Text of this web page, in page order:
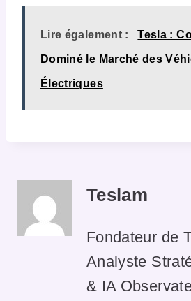
Lire également : Tesla :
Dominé le Marché des
Électriques
Teslam
Fondateur de
Analyste
& IA